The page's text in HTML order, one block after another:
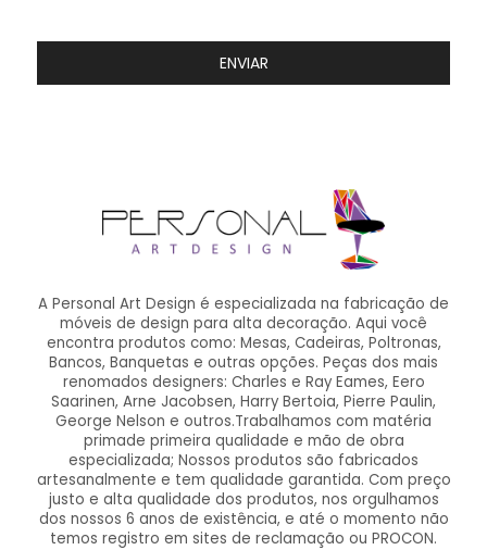
ENVIAR
A Personal Art Design é especializada na fabricação de
móveis de design para alta decoração. Aqui você
encontra produtos como: Mesas, Cadeiras, Poltronas,
Bancos, Banquetas e outras opções. Peças dos mais
renomados designers: Charles e Ray Eames, Eero
Saarinen, Arne Jacobsen, Harry Bertoia, Pierre Paulin,
George Nelson e outros.Trabalhamos com matéria
primade primeira qualidade e mão de obra
especializada; Nossos produtos são fabricados
artesanalmente e tem qualidade garantida. Com preço
justo e alta qualidade dos produtos, nos orgulhamos
dos nossos 6 anos de existência, e até o momento não
temos registro em sites de reclamação ou PROCON.